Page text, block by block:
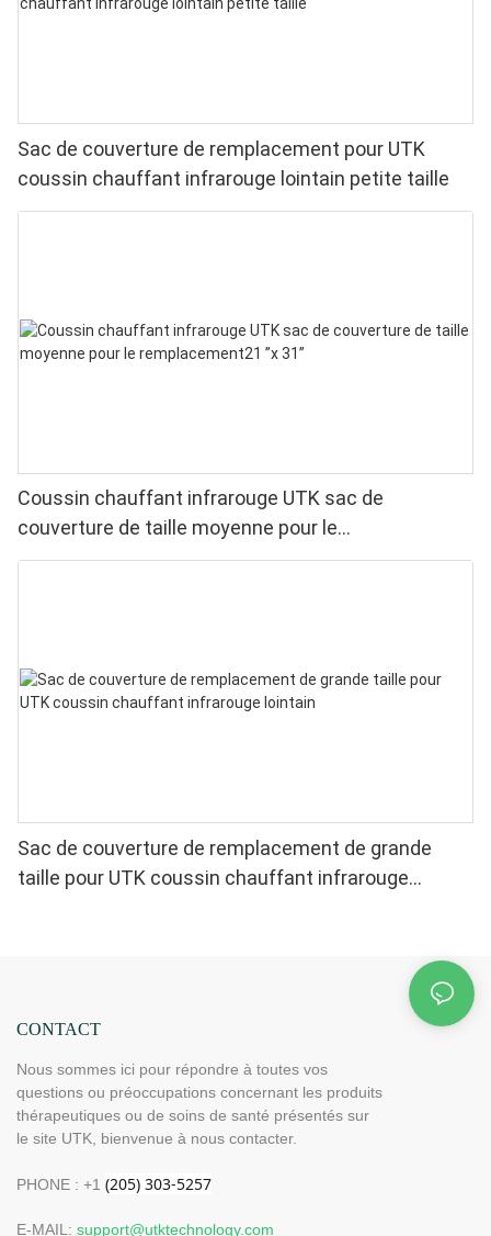
Sac de couverture de remplacement pour UTK
coussin chauffant infrarouge lointain petite taille
Coussin chauffant infrarouge UTK sac de
couverture de taille moyenne pour le
remplacement21 ”x 31”
Sac de couverture de remplacement de grande
taille pour UTK coussin chauffant infrarouge
CONTACT
Nous sommes ici pour répondre à toutes vos
questions ou préoccupations concernant les produits
thérapeutiques ou de soins de santé présentés sur
le site UTK, bienvenue à nous contacter.
PHONE : +1
E-MAIL: support@utktechnology.com